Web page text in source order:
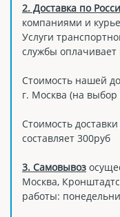
2. Доставка по
компаниями и
Услуги
службы оплачивает
Стоимость нашей
г. Москва (на выбор
Стоимость
составляет 300руб
3. Самовывоз
Москва,
работы: